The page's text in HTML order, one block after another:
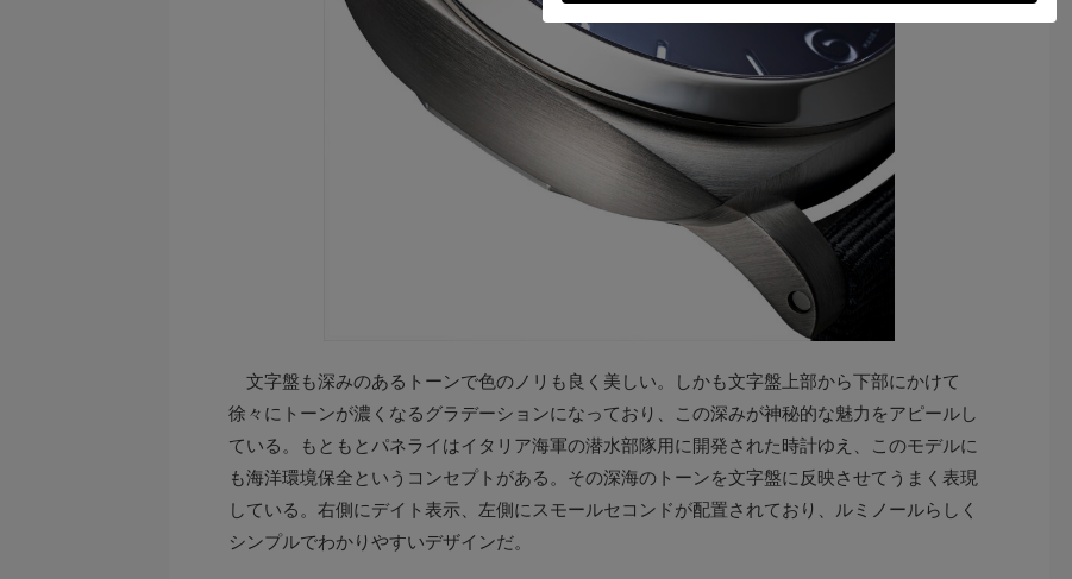
文字盤も深みのあるトーンで色のノリも良く美しい。しかも文字盤上部から下部にかけて
徐々にトーンが濃くなるグラデーションになっており、この深みが神秘的な魅力をアピールし
ている。もともとパネライはイタリア海軍の潜水部隊用に開発された時計ゆえ、このモデルに
も海洋環境保全というコンセプトがある。その深海のトーンを文字盤に反映させてうまく表現
している。右側にデイト表示、左側にスモールセコンドが配置されており、ルミノールらしく
シンプルでわかりやすいデザインだ。